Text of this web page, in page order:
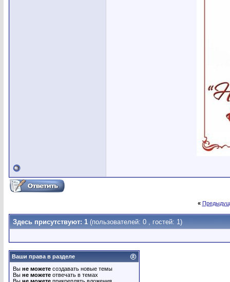
«
Здесь присутствуют: 1 (пользователей: 0 , гостей: 1)
Ваши права в разделе
Вы не можете создавать новые темы
Вы не можете отвечать в темах